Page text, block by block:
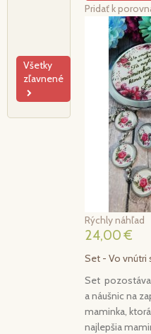
4,00 €
Všetky
zľavnené
Pridať k
Rýchly náhľad
24,00 €
Set - Vo vnútri
Set pozostáva
a náušnic na
maminka,
najlepšia